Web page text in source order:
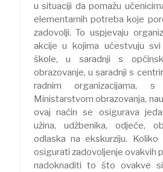
u situaciji da pomažu
elementarnih potreba koje
zadovolji. To uspjevaju
akcije u kojima učestvuju
škole, u saradnji s
obrazovanje, u saradnji s
radnim organizacijama,
Ministarstvom obrazovanja,
ovaj način se osigurava
užina, udžbenika, odjeće,
odlaska na ekskurziju.
osigurati zadovoljenje ovakvih
nadoknaditi to što ovakve